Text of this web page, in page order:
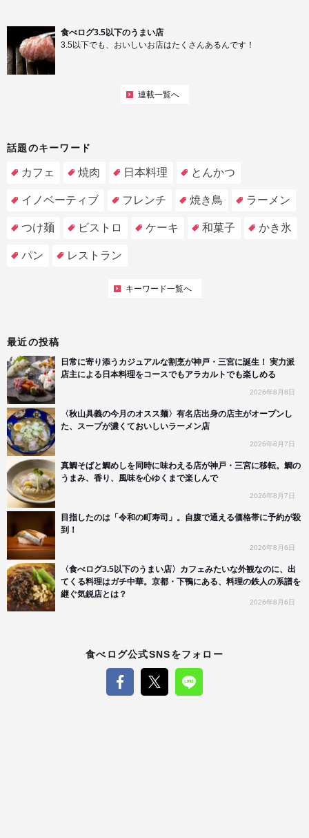
食べログ3.5以下のうまい店
3.5以下でも、おいしいお店はたくさんあるんです！
連載一覧へ
話題のキーワード
カフェ 焼肉 日本料理 とんかつ
イノベーティブ フレンチ 焼き鳥 ラーメン
つけ麺 ビストロ ケーキ 和菓子 かき氷
パン レストラン
キーワード一覧へ
最近の投稿
日常に寄り添うカジュアルな割烹が神戸・三宮に誕生！ 実力派
店主による日本料理をコースでもアラカルトでも楽しめる
2026年8月8日
〈秋山具義の今月のオスス麺〉有名店出身の店主がオープンし
た、スープが濃くておいしいラーメン店
2026年8月7日
真鯛そばと鯛めしを同時に味わえる店が神戸・三宮に移転。鯛の
うまみ、香り、風味を心ゆくまで楽しんで
2026年8月7日
目指したのは「令和の町寿司」。自腹で通える価格帯に予約が殺
到！
2026年8月6日
〈食べログ3.5以下のうまい店〉カフェみたいな外観なのに、出
てくる料理はガチ中華。京都・下鴨にある、料理の鉄人の系譜を
継ぐ気鋭店とは？
2026年8月6日
食べログ公式SNSをフォロー